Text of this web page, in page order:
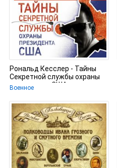
Рональд Кесслер - Тайны
Секретной службы охраны
президента США
Военное